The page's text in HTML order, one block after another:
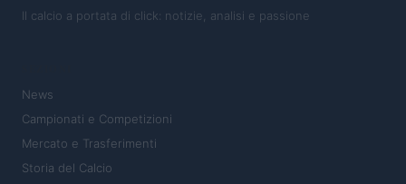
Il calcio a portata di click: notizie, analisi e passione
News
Campionati e Competizioni
Mercato e Trasferimenti
Storia del Calcio